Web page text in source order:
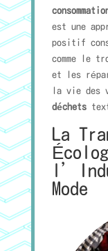
est une
positif
comme le
et les
la vie des
déchets
La
Mode